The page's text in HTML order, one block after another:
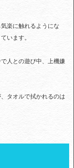
楽に触れるようにな
います。
人との遊び中、上機嫌
タオルで拭かれるのは